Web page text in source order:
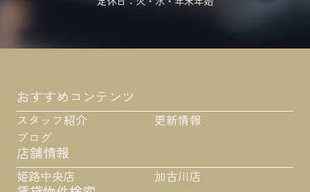
おすすめコンテンツ
スタッフ紹介
更新情報
ブログ
店舗情報
姫路中央店 加古川店